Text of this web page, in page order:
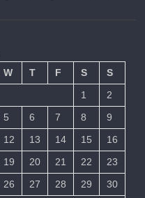
W T F S
S
1
2
5 6 7 8
9
12 13 14 15
16
19 20 21 22
23
26 27 28 29
30